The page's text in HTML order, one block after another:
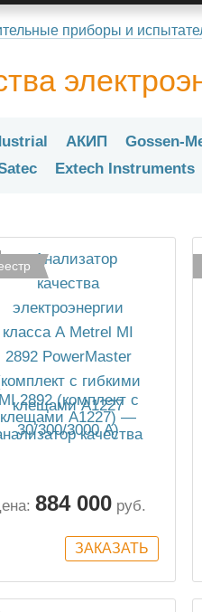
приборы и
АКИП Gossen-
Extech Instruments
MI 2892 (комплект с
клещами А1227) —
качества
884 000 руб.